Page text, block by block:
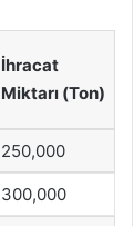
İhracat
Miktarı (Ton)
250,000
300,000